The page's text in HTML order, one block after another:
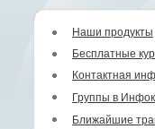
Наши продукты
Бесплатные
Контактная
Группы в
Ближайшие